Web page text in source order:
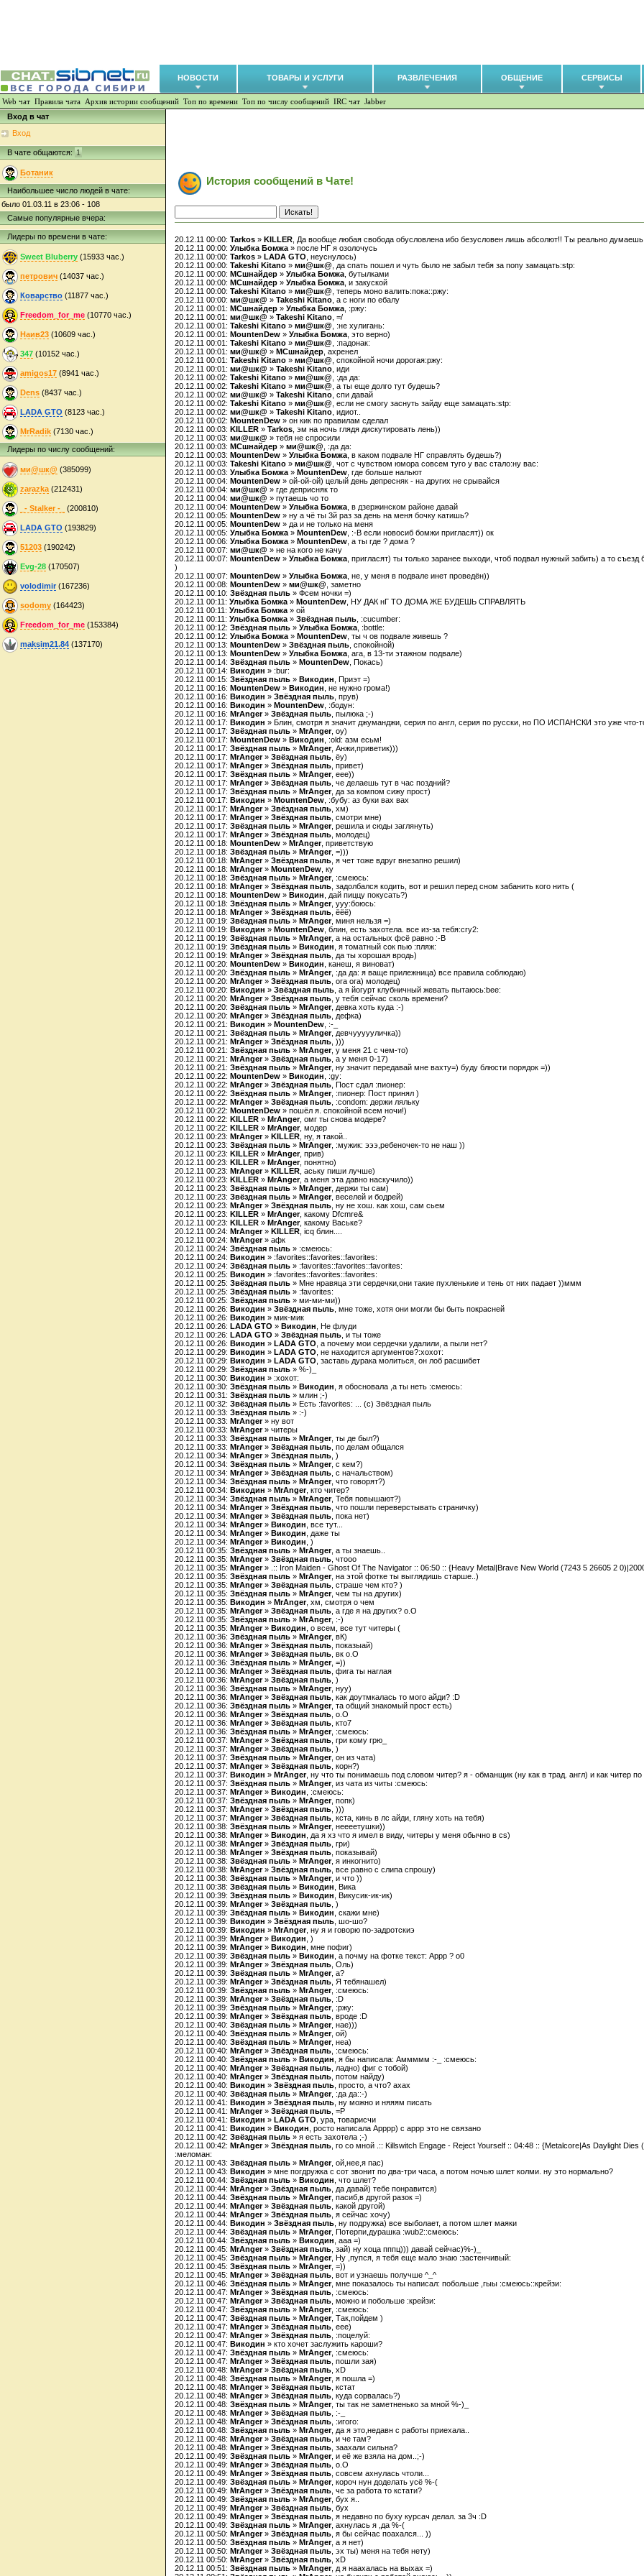
НОВОСТИ ТОВАРЫ И УСЛУГИ РАЗВЛЕЧЕНИЯ ОБЩЕНИЕ СЕРВИСЫ
Web чат Правила чата Архив истории сообщений Топ по времени Топ по числу сообщений IRC чат Jabber
Вход в чат
Вход
В чате общаются: 1
Ботаник
Наибольшее число людей в чате:
было 01.03.11 в 23:06 - 108
Самые популярные вчера:
Лидеры по времени в чате:
Sweet Bluberry (15933 час.)
петрович (14037 час.)
Коварство (11877 час.)
Freedom_for_me (10770 час.)
Наив23 (10609 час.)
347 (10152 час.)
amigos17 (8941 час.)
Dens (8437 час.)
LADA GTO (8123 час.)
MrRadik (7130 час.)
Лидеры по числу сообщений:
ми@шк@ (385099)
zarazka (212431)
_- Stalker -_ (200810)
LADA GTO (193829)
51203 (190242)
Evg-28 (170507)
volodimir(167236)
sodomy (164423)
Freedom_for_me (153384)
maksim21.84 (137170)
История сообщений в Чате!
20.12.11 00:00: Tarkos » KILLER , Да вообще любая свобода обусловлена ибо безусловен лишь абсолют!! Ты реально думаешь
20.12.11 00:00: Улыбка Бомжа » после НГ я озолочусь
20.12.11 00:00: Tarkos » LADA GTO , неуснулось)
20.12.11 00:00: Takeshi Kitano » ми@шк@ , да спать пошел и чуть было не забыл тебя за попу замацать:stp:
20.12.11 00:00: MCшнайдер » Улыбка Бомжа , бутылками
20.12.11 00:00: MCшнайдер » Улыбка Бомжа , и закуской
20.12.11 00:00: Takeshi Kitano » ми@шк@ , теперь моно валить:пока::ржу:
20.12.11 00:00: ми@шк@ » Takeshi Kitano , а с ноги по ебалу
20.12.11 00:01: MCшнайдер » Улыбка Бомжа , :ржу:
20.12.11 00:01: ми@шк@ » Takeshi Kitano , =/
20.12.11 00:01: Takeshi Kitano » ми@шк@ , :не хулигань:
20.12.11 00:01: MountenDew » Улыбка Бомжа , это верно)
20.12.11 00:01: Takeshi Kitano » ми@шк@ , :падонак:
20.12.11 00:01: ми@шк@ » MCшнайдер , ахренел
20.12.11 00:01: Takeshi Kitano » ми@шк@ , спокойной ночи дорогая:ржу:
20.12.11 00:01: ми@шк@ » Takeshi Kitano , иди
20.12.11 00:02: Takeshi Kitano » ми@шк@ , :да да:
20.12.11 00:02: Takeshi Kitano » ми@шк@ , а ты еще долго тут будешь?
20.12.11 00:02: ми@шк@ » Takeshi Kitano , спи давай
20.12.11 00:02: Takeshi Kitano » ми@шк@ , если не смогу заснуть зайду еще замацать:stp:
20.12.11 00:02: ми@шк@ » Takeshi Kitano , идиот..
20.12.11 00:02: MountenDew » он кик по правилам сделал
20.12.11 00:03: KILLER » Tarkos , эм на ночь глядя дискутировать лень))
20.12.11 00:03: ми@шк@ » тебя не спросили
20.12.11 00:03: MCшнайдер » ми@шк@ , :да да:
20.12.11 00:03: MountenDew » Улыбка Бомжа , в каком подвале НГ справлять будешь?)
20.12.11 00:03: Takeshi Kitano » ми@шк@ , чот с чувством юмора совсем туго у вас стало:ну вас:
20.12.11 00:03: Улыбка Бомжа » MountenDew , где больше нальют
20.12.11 00:04: MountenDew » ой-ой-ой) целый день депресняк - на других не срывайся
20.12.11 00:04: ми@шк@ » где деприсняк то
20.12.11 00:04: ми@шк@ » путаешь чо то
20.12.11 00:04: MountenDew » Улыбка Бомжа , в дзержинском районе давай
20.12.11 00:05: MountenDew » ну а чё ты 3й раз за день на меня бочку катишь?
20.12.11 00:05: MountenDew » да и не только на меня
20.12.11 00:05: Улыбка Бомжа » MountenDew , :-B если новосиб бомжи пригласят)) ок
20.12.11 00:06: Улыбка Бомжа » MountenDew , а ты где ? дома ?
20.12.11 00:07: ми@шк@ » не на кого не качу
20.12.11 00:07: MountenDew » Улыбка Бомжа , пригласят) ты только заранее выходи, чтоб подвал нужный забить) а то
)
20.12.11 00:07: MountenDew » Улыбка Бомжа , не, у меня в подвале инет проведён))
20.12.11 00:08: MountenDew » ми@шк@ , заметно
20.12.11 00:10: Звёздная пыль » Фсем ночки =)
20.12.11 00:11: Улыбка Бомжа » MountenDew , НУ ДАК нГ ТО ДОМА ЖЕ БУДЕШЬ СПРАВЛЯТЬ
20.12.11 00:11: Улыбка Бомжа » ой
20.12.11 00:11: Улыбка Бомжа » Звёздная пыль , :cucumber:
20.12.11 00:12: Звёздная пыль » Улыбка Бомжа , :bottle:
20.12.11 00:12: Улыбка Бомжа » MountenDew , ты ч ов подвале живешь ?
20.12.11 00:13: MountenDew » Звёздная пыль , спокойной)
20.12.11 00:13: MountenDew » Улыбка Бомжа , ага, в 13-ти этажном подвале)
20.12.11 00:14: Звёздная пыль » MountenDew , Покась)
20.12.11 00:14: Викодин » :bur:
20.12.11 00:15: Звёздная пыль » Викодин , Приэт =)
20.12.11 00:16: MountenDew » Викодин , не нужно грома!)
20.12.11 00:16: Викодин » Звёздная пыль , прув)
20.12.11 00:16: Викодин » MountenDew , :бодун:
20.12.11 00:16: MrAnger» Звёздная пыль , пылюка ;-)
20.12.11 00:17: Викодин » Блин, смотря я значит джуманджи, серия по англ, серия по русски, но ПО ИСПАНСКИ это уже что-
20.12.11 00:17: Звёздная пыль » MrAnger, оу)
20.12.11 00:17: MountenDew » Викодин , :old: азм есьм!
20.12.11 00:17: Звёздная пыль » MrAnger, Анжи,приветик)))
20.12.11 00:17: MrAnger» Звёздная пыль , ёу)
20.12.11 00:17: MrAnger» Звёздная пыль , привет)
20.12.11 00:17: Звёздная пыль » MrAnger, еее))
20.12.11 00:17: MrAnger» Звёздная пыль , че делаешь тут в час поздний?
20.12.11 00:17: Звёздная пыль » MrAnger, да за компом сижу прост)
20.12.11 00:17: Викодин » MountenDew , :бубу: аз буки вах вах
20.12.11 00:17: MrAnger» Звёздная пыль , хм)
20.12.11 00:17: MrAnger» Звёздная пыль , смотри мне)
20.12.11 00:17: Звёздная пыль » MrAnger, решила и сюды заглянуть)
20.12.11 00:17: MrAnger» Звёздная пыль , молодец)
20.12.11 00:18: MountenDew » MrAnger, приветствую
20.12.11 00:18: Звёздная пыль » MrAnger, =)))
20.12.11 00:18: MrAnger» Звёздная пыль , я чет тоже вдруг внезапно решил)
20.12.11 00:18: MrAnger» MountenDew , ку
20.12.11 00:18: Звёздная пыль » MrAnger, :смеюсь:
20.12.11 00:18: MrAnger» Звёздная пыль , задолбался кодить, вот и решил перед сном забанить кого нить (
20.12.11 00:18: MountenDew » Викодин , дай пиццу покусать?)
20.12.11 00:18: Звёздная пыль » MrAnger, ууу:боюсь:
20.12.11 00:18: MrAnger» Звёздная пыль , ёёё)
20.12.11 00:19: Звёздная пыль » MrAnger, миня нельзя =)
20.12.11 00:19: Викодин » MountenDew , блин, есть захотела. все из-за тебя:cry2:
20.12.11 00:19: Звёздная пыль » MrAnger, а на остальных фсё равно :-B
20.12.11 00:19: Звёздная пыль » Викодин , я томатный сок пью :пляж:
20.12.11 00:19: MrAnger» Звёздная пыль , да ты хорошая вродь)
20.12.11 00:20: MountenDew » Викодин , канеш, я виноват)
20.12.11 00:20: Звёздная пыль » MrAnger, :да да: я ваще прилежница) все правила соблюдаю)
20.12.11 00:20: MrAnger» Звёздная пыль , ога ога) молодец)
20.12.11 00:20: Викодин » Звёздная пыль , а я йогурт клубничный жевать пытаюсь:bee:
20.12.11 00:20: MrAnger» Звёздная пыль , у тебя сейчас сколь времени?
20.12.11 00:20: Звёздная пыль » MrAnger, девка хоть куда :-)
20.12.11 00:20: MrAnger» Звёздная пыль , дефка)
20.12.11 00:21: Викодин » MountenDew , :-_
20.12.11 00:21: Звёздная пыль » MrAnger, девчуууууличка))
20.12.11 00:21: MrAnger» Звёздная пыль , )))
20.12.11 00:21: Звёздная пыль » MrAnger, у меня 21 с чем-то)
20.12.11 00:21: MrAnger» Звёздная пыль , а у меня 0-17)
20.12.11 00:21: Звёздная пыль » MrAnger, ну значит передавай мне вахту=) буду блюсти порядок =))
20.12.11 00:22: MountenDew » Викодин , :gy:
20.12.11 00:22: MrAnger» Звёздная пыль , Пост сдал :пионер:
20.12.11 00:22: Звёздная пыль » MrAnger, :пионер: Пост принял )
20.12.11 00:22: MrAnger» Звёздная пыль , :condom: держи ляльку
20.12.11 00:22: MountenDew » пошёл я. спокойной всем ночи!)
20.12.11 00:22: KILLER » MrAnger, омг ты снова модере?
20.12.11 00:22: KILLER » MrAnger, модер
20.12.11 00:23: MrAnger» KILLER , ну, я такой..
20.12.11 00:23: Звёздная пыль » MrAnger, :мужик: эээ,ребеночек-то не наш ))
20.12.11 00:23: KILLER » MrAnger, прив)
20.12.11 00:23: KILLER » MrAnger, понятно)
20.12.11 00:23: MrAnger» KILLER , аську пиши лучше)
20.12.11 00:23: KILLER » MrAnger, а меня эта давно наскучило))
20.12.11 00:23: Звёздная пыль » MrAnger, держи ты сам)
20.12.11 00:23: Звёздная пыль » MrAnger, веселей и бодрей)
20.12.11 00:23: MrAnger» Звёздная пыль , ну не хош. как хош, сам сьем
20.12.11 00:23: KILLER » MrAnger, какому Dfcmre&
20.12.11 00:23: KILLER » MrAnger, какому Ваське?
20.12.11 00:24: MrAnger» KILLER , icq блин....
20.12.11 00:24: MrAnger» афк
20.12.11 00:24: Звёздная пыль » :смеюсь:
20.12.11 00:24: Викодин » :favorites::favorites::favorites:
20.12.11 00:24: Звёздная пыль » :favorites::favorites::favorites:
20.12.11 00:25: Викодин » :favorites::favorites::favorites:
20.12.11 00:25: Звёздная пыль » Мне нравяца эти сердечки,они такие пухленькие и тень от них падает ))ммм
20.12.11 00:25: Звёздная пыль » :favorites:
20.12.11 00:25: Звёздная пыль » ми-ми-ми))
20.12.11 00:26: Викодин » Звёздная пыль , мне тоже, хотя они могли бы быть покрасней
20.12.11 00:26: Викодин » мик-мик
20.12.11 00:26: LADA GTO » Викодин , Не флуди
20.12.11 00:26: LADA GTO » Звёздная пыль , и ты тоже
20.12.11 00:26: Викодин » LADA GTO , а почему мои сердечки удалили, а пыли нет?
20.12.11 00:29: Викодин » LADA GTO , не находится аргументов?:хохот:
20.12.11 00:29: Викодин » LADA GTO , заставь дурака молиться, он лоб расшибет
20.12.11 00:29: Звёздная пыль » %-)_
20.12.11 00:30: Викодин » :хохот:
20.12.11 00:30: Звёздная пыль » Викодин , я обосновала ,а ты неть :смеюсь:
20.12.11 00:31: Звёздная пыль » млин ;-)
20.12.11 00:32: Звёздная пыль » Есть :favorites: ... (с) Звёздная пыль
20.12.11 00:33: Звёздная пыль » :-)
20.12.11 00:33: MrAnger» ну вот
20.12.11 00:33: MrAnger» читеры
20.12.11 00:33: Звёздная пыль » MrAnger, ты де был?)
20.12.11 00:33: MrAnger» Звёздная пыль , по делам общался
20.12.11 00:34: MrAnger» Звёздная пыль , )
20.12.11 00:34: Звёздная пыль » MrAnger, с кем?)
20.12.11 00:34: MrAnger» Звёздная пыль , с начальством)
20.12.11 00:34: Звёздная пыль » MrAnger, что говорят?)
20.12.11 00:34: Викодин » MrAnger, кто читер?
20.12.11 00:34: Звёздная пыль » MrAnger, Тебя повышают?)
20.12.11 00:34: MrAnger» Звёздная пыль , что пошли переверстывать страничку)
20.12.11 00:34: MrAnger» Звёздная пыль , пока нет)
20.12.11 00:34: MrAnger» Викодин , все тут...
20.12.11 00:34: MrAnger» Викодин , даже ты
20.12.11 00:34: MrAnger» Викодин , )
20.12.11 00:35: Звёздная пыль » MrAnger, а ты знаешь..
20.12.11 00:35: MrAnger» Звёздная пыль , чтооо
20.12.11 00:35: MrAnger» .:: Iron Maiden - Ghost Of The Navigator :: 06:50 :: {Heavy Metal|Brave New World (7243 5 26605 2
20.12.11 00:35: Звёздная пыль » MrAnger, на этой фотке ты выглядишь старше..)
20.12.11 00:35: MrAnger» Звёздная пыль , страше чем кто? )
20.12.11 00:35: Звёздная пыль » MrAnger, чем ты на других)
20.12.11 00:35: Викодин » MrAnger, хм, смотря о чем
20.12.11 00:35: MrAnger» Звёздная пыль , а где я на других? о.О
20.12.11 00:35: Звёздная пыль » MrAnger, :-)
20.12.11 00:35: MrAnger» Викодин , о всем, все тут читеры (
20.12.11 00:36: Звёздная пыль » MrAnger, вК)
20.12.11 00:36: MrAnger» Звёздная пыль , показыай)
20.12.11 00:36: MrAnger» Звёздная пыль , вк о.О
20.12.11 00:36: Звёздная пыль » MrAnger, =))
20.12.11 00:36: MrAnger» Звёздная пыль , фига ты наглая
20.12.11 00:36: MrAnger» Звёздная пыль , )
20.12.11 00:36: Звёздная пыль » MrAnger, нуу)
20.12.11 00:36: MrAnger» Звёздная пыль , как доутмкалась то мого айди? :D
20.12.11 00:36: Звёздная пыль » MrAnger, та общий знакомый прост есть)
20.12.11 00:36: MrAnger» Звёздная пыль , о.О
20.12.11 00:36: MrAnger» Звёздная пыль , кто7
20.12.11 00:36: Звёздная пыль » MrAnger, :смеюсь:
20.12.11 00:37: MrAnger» Звёздная пыль , гри кому грю_
20.12.11 00:37: MrAnger» Звёздная пыль , )
20.12.11 00:37: Звёздная пыль » MrAnger, он из чата)
20.12.11 00:37: MrAnger» Звёздная пыль , корн?)
20.12.11 00:37: Викодин » MrAnger, ну что ты понимаешь под словом читер? я - обманщик (ну как в трад. англ) и как читер по
20.12.11 00:37: Звёздная пыль » MrAnger, из чата из читы :смеюсь:
20.12.11 00:37: MrAnger» Викодин , :смеюсь:
20.12.11 00:37: Звёздная пыль » MrAnger, попк)
20.12.11 00:37: MrAnger» Звёздная пыль , )))
20.12.11 00:37: MrAnger» Звёздная пыль , кста, кинь в лс айди, гляну хоть на тебя)
20.12.11 00:38: Звёздная пыль » MrAnger, неееетушки))
20.12.11 00:38: MrAnger» Викодин , да я хз что я имел в виду, читеры у меня обычно в cs)
20.12.11 00:38: MrAnger» Звёздная пыль , гри)
20.12.11 00:38: MrAnger» Звёздная пыль , показывай)
20.12.11 00:38: Звёздная пыль » MrAnger, я инкогнито)
20.12.11 00:38: MrAnger» Звёздная пыль , все равно с слипа спрошу)
20.12.11 00:38: Звёздная пыль » MrAnger, и что ))
20.12.11 00:38: Звёздная пыль » Викодин , Вика
20.12.11 00:39: Звёздная пыль » Викодин , Викусик-ик-ик)
20.12.11 00:39: MrAnger» Звёздная пыль , )
20.12.11 00:39: Звёздная пыль » Викодин , скажи мне)
20.12.11 00:39: Викодин » Звёздная пыль , шо-шо?
20.12.11 00:39: Викодин » MrAnger, ну я и говорю по-задротскиэ
20.12.11 00:39: MrAnger» Викодин , )
20.12.11 00:39: MrAnger» Викодин , мне пофиг)
20.12.11 00:39: Звёздная пыль » Викодин , а почму на фотке текст: Аррр ? о0
20.12.11 00:39: MrAnger» Звёздная пыль , Оль)
20.12.11 00:39: Звёздная пыль » MrAnger, а?
20.12.11 00:39: MrAnger» Звёздная пыль , Я тебянашел)
20.12.11 00:39: Звёздная пыль » MrAnger, :смеюсь:
20.12.11 00:39: MrAnger» Звёздная пыль , :D
20.12.11 00:39: Звёздная пыль » MrAnger, :ржу:
20.12.11 00:39: MrAnger» Звёздная пыль , вроде :D
20.12.11 00:40: Звёздная пыль » MrAnger, нае)))
20.12.11 00:40: Звёздная пыль » MrAnger, ой)
20.12.11 00:40: Звёздная пыль » MrAnger, неа)
20.12.11 00:40: MrAnger» Звёздная пыль , :смеюсь:
20.12.11 00:40: Звёздная пыль » Викодин , я бы написала: Аммммм :-_ :смеюсь:
20.12.11 00:40: MrAnger» Звёздная пыль , ладно) фиг с тобой)
20.12.11 00:40: MrAnger» Звёздная пыль , потом найду)
20.12.11 00:40: Викодин » Звёздная пыль , просто, а что? ахах
20.12.11 00:40: Звёздная пыль » MrAnger, :да да::-)
20.12.11 00:41: Викодин » Звёздная пыль , ну можно и няяям писать
20.12.11 00:41: MrAnger» Звёздная пыль , =Р
20.12.11 00:41: Викодин » LADA GTO , ура, товарисчи
20.12.11 00:41: Викодин » Викодин , росто написала Арррр) с аррр это не связано
20.12.11 00:42: Звёздная пыль » я есть захотела ;-)
20.12.11 00:42: MrAnger» Звёздная пыль , го со мной .:: Killswitch Engage - Reject Yourself :: 04:48 :: {Metalcore|As Daylight Dies
:меломан:
20.12.11 00:43: Звёздная пыль » MrAnger, ой,нее,я пас)
20.12.11 00:43: Викодин » мне погдружка с сот звонит по два-три часа, а потом ночью шлет колми. ну это нормально?
20.12.11 00:44: Звёздная пыль » Викодин , что шлет?
20.12.11 00:44: MrAnger» Звёздная пыль , да давай) тебе понравится)
20.12.11 00:44: Звёздная пыль » MrAnger, пасиб,в другой разок =)
20.12.11 00:44: MrAnger» Звёздная пыль , какой другой)
20.12.11 00:44: MrAnger» Звёздная пыль , я сейчас хочу)
20.12.11 00:44: Викодин » Звёздная пыль , ну подружка) все выболает, а потом шлет маяки
20.12.11 00:44: Звёздная пыль » MrAnger, Потерпи,дурашка :wub2::смеюсь:
20.12.11 00:44: Звёздная пыль » Викодин , ааа =)
20.12.11 00:45: MrAnger» Звёздная пыль , зай) ну хоца пппц))) давай сейчас)%-)_
20.12.11 00:45: Звёздная пыль » MrAnger, Ну ,пупся, я тебя еще мало знаю :застенчивый:
20.12.11 00:45: Звёздная пыль » MrAnger, =))
20.12.11 00:45: MrAnger» Звёздная пыль , вот и узнаешь получше ^_^
20.12.11 00:46: Звёздная пыль » MrAnger, мне показалось ты написал: побольше ,гыы :смеюсь::крейзи:
20.12.11 00:47: MrAnger» Звёздная пыль , :смеюсь:
20.12.11 00:47: MrAnger» Звёздная пыль , можно и побольше :крейзи:
20.12.11 00:47: Звёздная пыль » MrAnger, :смеюсь:
20.12.11 00:47: Звёздная пыль » MrAnger, Так,пойдем )
20.12.11 00:47: MrAnger» Звёздная пыль , еее)
20.12.11 00:47: MrAnger» Звёздная пыль , :поцелуй:
20.12.11 00:47: Викодин » кто хочет заслужить кароши?
20.12.11 00:47: Звёздная пыль » MrAnger, :смеюсь:
20.12.11 00:47: MrAnger» Звёздная пыль , пошли зая)
20.12.11 00:48: MrAnger» Звёздная пыль , xD
20.12.11 00:48: Звёздная пыль » MrAnger, я пошла =)
20.12.11 00:48: MrAnger» Звёздная пыль , кстат
20.12.11 00:48: MrAnger» Звёздная пыль , куда сорвалась?)
20.12.11 00:48: Звёздная пыль » MrAnger, ты так не заметненько за мной %-)_
20.12.11 00:48: MrAnger» Звёздная пыль , :-_
20.12.11 00:48: MrAnger» Звёздная пыль , :игого:
20.12.11 00:48: Звёздная пыль » MrAnger, да я это,недавн с работы приехала..
20.12.11 00:48: MrAnger» Звёздная пыль , и че там?
20.12.11 00:48: MrAnger» Звёздная пыль , заахали сильна?
20.12.11 00:49: Звёздная пыль » MrAnger, и её же взяла на дом..;-)
20.12.11 00:49: MrAnger» Звёздная пыль , о.О
20.12.11 00:49: MrAnger» Звёздная пыль , совсем ахнулась чтоли...
20.12.11 00:49: Звёздная пыль » MrAnger, короч нун доделать усё %-(
20.12.11 00:49: MrAnger» Звёздная пыль , че за работа то кстати?
20.12.11 00:49: Звёздная пыль » MrAnger, бух я..
20.12.11 00:49: MrAnger» Звёздная пыль , бух
20.12.11 00:49: MrAnger» Звёздная пыль , я недавно по буху курсач делал. за 3ч :D
20.12.11 00:49: Звёздная пыль » MrAnger, ахнулась я ,да %-(
20.12.11 00:50: MrAnger» Звёздная пыль , я бы сейчас поахался... ))
20.12.11 00:50: Звёздная пыль » MrAnger, а я нет)
20.12.11 00:50: MrAnger» Звёздная пыль , эх ты) меня на тебя нету)
20.12.11 00:50: MrAnger» Звёздная пыль , xD
20.12.11 00:51: Звёздная пыль » MrAnger, д я наахалась на выхах =)